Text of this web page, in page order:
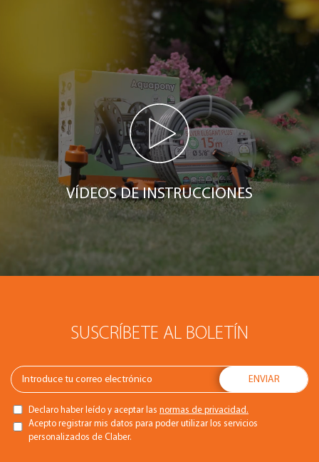
VÍDEOS DE INSTRUCCIONES
SUSCRÍBETE AL BOLETÍN
Declaro haber leído y aceptar las normas de privacidad.
Acepto registrar mis datos para poder utilizar los servicios
personalizados de Claber.